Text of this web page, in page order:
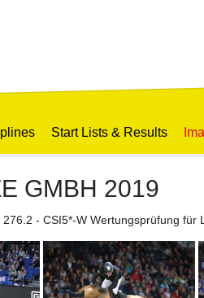
Start Lists & Results
GMBH 2019
- CSI5*-W Wertungsprüfung für